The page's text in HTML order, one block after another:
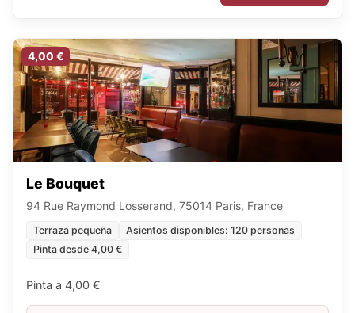
4,00 €
Le Bouquet
94 Rue Raymond Losserand, 75014 Paris, France
Terraza pequeña
Asientos disponibles: 120 personas
Pinta desde 4,00 €
Pinta a 4,00 €